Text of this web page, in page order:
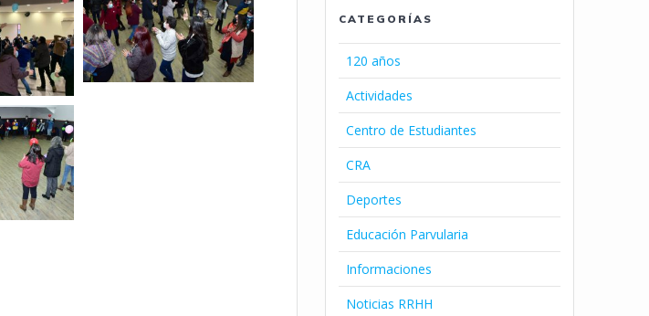
CATEGORÍAS
120 años
Actividades
Centro de Estudiantes
CRA
Deportes
Educación Parvularia
Informaciones
Noticias RRHH